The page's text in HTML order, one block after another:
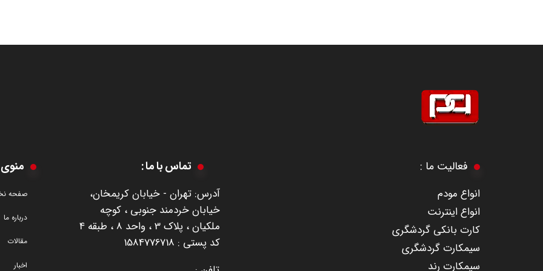
​​​​​​​فعالیت ما :
​انواع مودم
انواع اینترنت
کارت بانکی گردشگری
سیمکارت گردشگری
سیمکارت رند
تماس با ما :
آدرس: تهران - خیابان کریمخان،
خیابان خردمند جنوبی ، کوچه
ملکیان ، پلاک 3 ، واحد 8 ، طبقه 4
​​​​​​​کد پستی : 1584776718
صفحه
درباره ما
مقالات
اخبار